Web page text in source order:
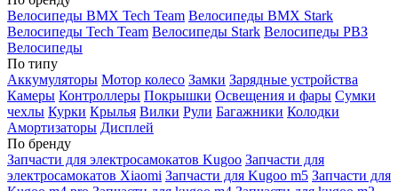
Велосипеды BMX Tech Team Велосипеды BMX Stark
Велосипеды Tech Team Велосипеды Stark Велосипеды РВЗ
Велосипеды
По типу
Аккумуляторы Мотор колесо Замки Зарядные устройства
Камеры Контроллеры Покрышки Освещения и фары Сумки
чехлы Курки Крылья Вилки Рули Багажники Колодки
Амортизаторы Дисплей
По бренду
Запчасти для электросамокатов Kugoo Запчасти для
электросамокатов Xiaomi Запчасти для Kugoo m5 Запчасти для